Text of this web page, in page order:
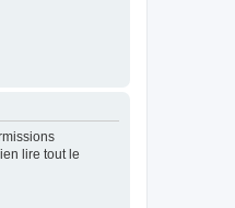
lire tout le